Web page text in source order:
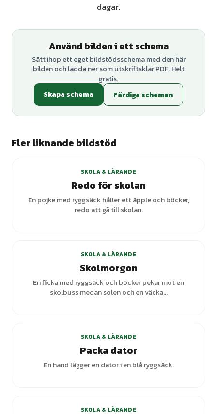
dagar.
Använd bilden i ett schema
Sätt ihop ett eget bildstödsschema med den här
bilden och ladda ner som utskriftsklar PDF. Helt
gratis.
Skapa schema
Färdiga scheman
Fler liknande bildstöd
SKOLA & LÄRANDE
Redo för skolan
En pojke med ryggsäck håller ett äpple och böcker,
redo att gå till skolan.
SKOLA & LÄRANDE
Skolmorgon
En flicka med ryggsäck och böcker pekar mot en
skolbuss medan solen och en väcka...
SKOLA & LÄRANDE
Packa dator
En hand lägger en dator i en blå ryggsäck.
SKOLA & LÄRANDE